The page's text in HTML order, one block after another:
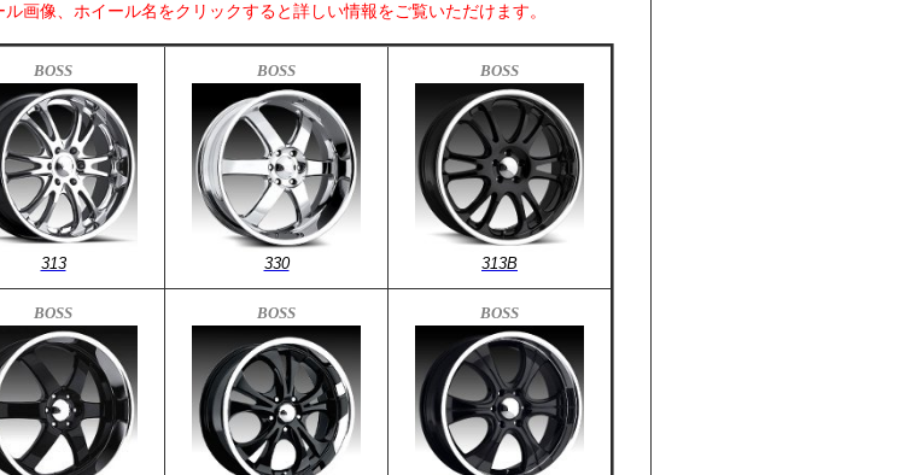
画像、ホイール名をクリックすると詳しい情報をご覧いただけます。
BOSS
313
BOSS
330
BOSS
313B
BOSS BOSS BOSS